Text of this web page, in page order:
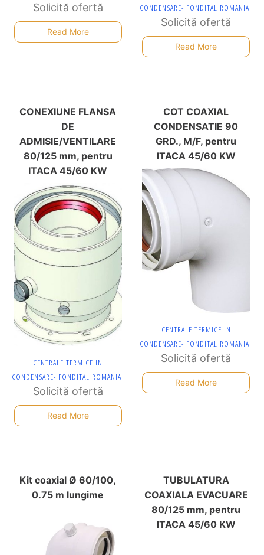
Solicită ofertă
Read More
CONDENSARE- FONDITAL ROMANIA
Solicită ofertă
Read More
CONEXIUNE FLANSA
DE
ADMISIE/VENTILARE
80/125 mm, pentru
ITACA 45/60 KW
CENTRALE TERMICE IN
CONDENSARE- FONDITAL ROMANIA
Solicită ofertă
Read More
COT COAXIAL
CONDENSATIE 90
GRD., M/F, pentru
ITACA 45/60 KW
CENTRALE TERMICE IN
CONDENSARE- FONDITAL ROMANIA
Solicită ofertă
Read More
Kit coaxial Ø 60/100,
0.75 m lungime
TUBULATURA
COAXIALA EVACUARE
80/125 mm, pentru
ITACA 45/60 KW